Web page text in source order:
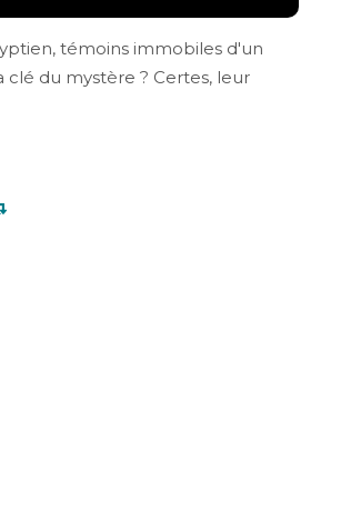
témoins immobiles d'un
clé du mystère ? Certes, leur